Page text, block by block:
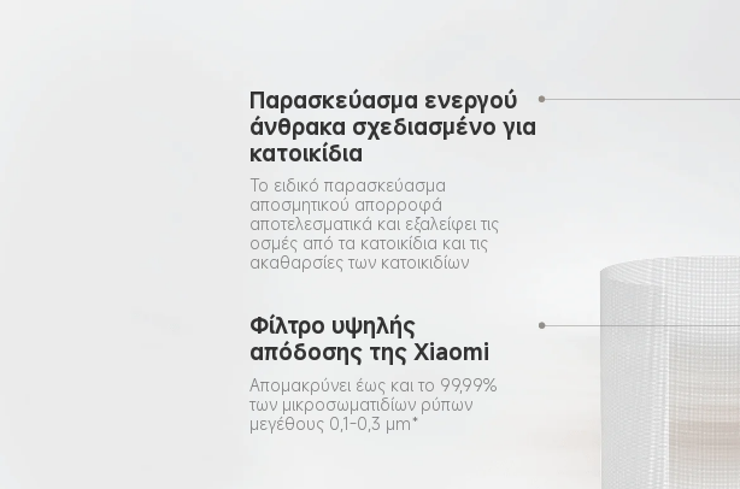
Παρασκεύασμα ενεργού
άνθρακα σχεδιασμένο για
κατοικίδια
Το ειδικό παρασκεύασμα
αποσμητικού απορροφά
αποτελεσματικά και εξαλείφει τις
οσμές από τα κατοικίδια και τις
ακαθαρσίες των κατοικιδίων
Φίλτρο υψηλής
απόδοσης της Xiaomi
Απομακρύνει έως και το 99,99%
των μικροσωματιδίων ρύπων
μεγέθους 0,1-0,3 μm*